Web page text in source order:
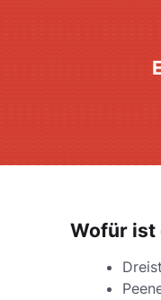
Wofür ist